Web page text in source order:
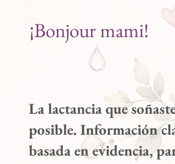
¡Bonjour mami!
La lactancia que
posible. Información
basada en evidencia,